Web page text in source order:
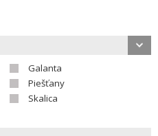
Galanta
Piešťany
Skalica